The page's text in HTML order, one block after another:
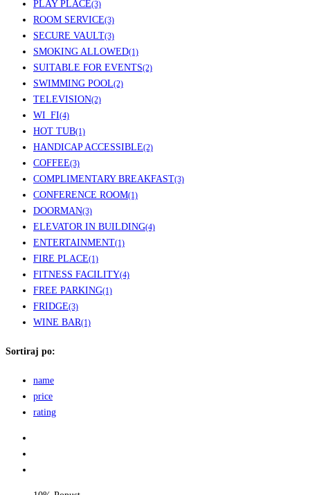
PLAY PLACE(3)
ROOM SERVICE(3)
SECURE VAULT(3)
SMOKING ALLOWED(1)
SUITABLE FOR EVENTS(2)
SWIMMING POOL(2)
TELEVISION(2)
WI_FI(4)
HOT TUB(1)
HANDICAP ACCESSIBLE(2)
COFFEE(3)
COMPLIMENTARY BREAKFAST(3)
CONFERENCE ROOM(1)
DOORMAN(3)
ELEVATOR IN BUILDING(4)
ENTERTAINMENT(1)
FIRE PLACE(1)
FITNESS FACILITY(4)
FREE PARKING(1)
FRIDGE(3)
WINE BAR(1)
Sortiraj po:
name
price
rating